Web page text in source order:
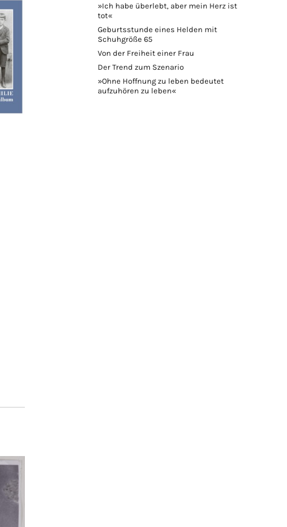
»Ich habe überlebt, aber mein Herz ist
tot«
Geburtsstunde eines Helden mit
Schuhgröße 65
Von der Freiheit einer Frau
Der Trend zum Szenario
»Ohne Hoffnung zu leben bedeutet
aufzuhören zu leben«